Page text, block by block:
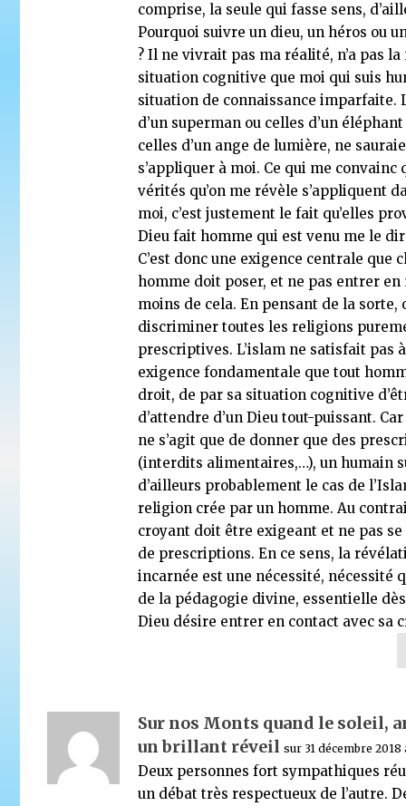
comprise, la seule qui fasse sens,
Pourquoi suivre un dieu, un héros ou
? Il ne vivrait pas ma réalité, n’a pas la
situation cognitive que moi qui suis
situation de connaissance imparfaite.
d’un superman ou celles d’un
celles d’un ange de lumière, ne
s’appliquer à moi. Ce qui me convainc
vérités qu’on me révèle s’appliquent
moi, c’est justement le fait qu’elles
Dieu fait homme qui est venu me le
C’est donc une exigence centrale que
homme doit poser, et ne pas entrer en
moins de cela. En pensant de la sorte,
discriminer toutes les religions
prescriptives. L’islam ne satisfait pas
exigence fondamentale que tout
droit, de par sa situation cognitive
d’attendre d’un Dieu tout-puissant.
ne s’agit que de donner que des
(interdits alimentaires,…), un humain
d’ailleurs probablement le cas de
religion crée par un homme. Au
croyant doit être exigeant et ne pas
de prescriptions. En ce sens, la
incarnée est une nécessité, nécessité
de la pédagogie divine, essentielle
Dieu désire entrer en contact avec sa
Sur nos Monts quand le soleil,
un brillant réveil sur 31 décembre 2018
Deux personnes fort sympathiques
un débat très respectueux de l’autre.